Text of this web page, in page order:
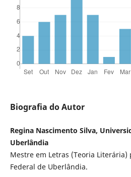
Biografia do Autor
Regina Nascimento Silva,
Uberlândia
Mestre em Letras (Teoria Literária)
Federal de Uberlândia.